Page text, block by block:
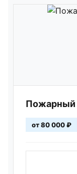
Пожарный
от 80 000 ₽